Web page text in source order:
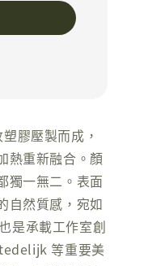
膠壓製而成，
熱重新融合。顏
獨一無二。表面
自然質感，宛如
是承載工作室創
等重要美